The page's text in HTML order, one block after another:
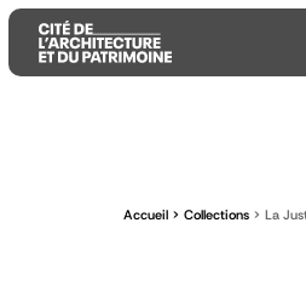
Accueil Collections La